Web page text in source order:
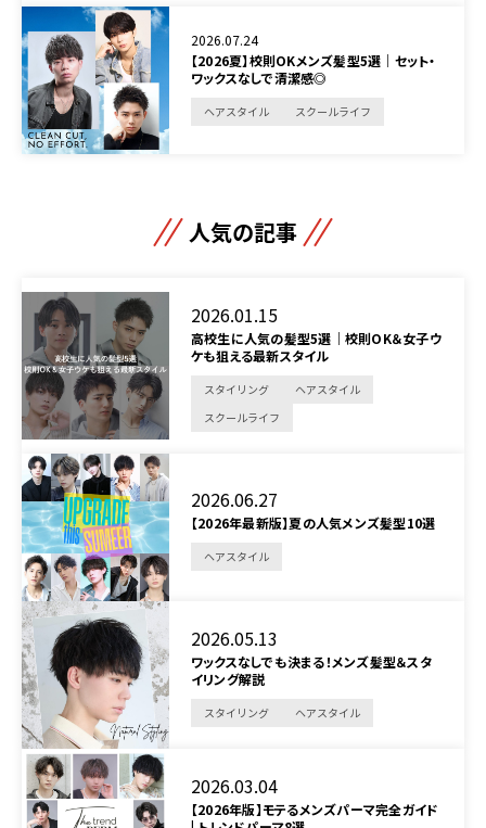
2026.07.24
【2026夏】校則OKメンズ髪型5選｜セット・
ワックスなしで清潔感◎
ヘアスタイル スクールライフ
人気の記事
2026.01.15
高校生に人気の髪型5選｜校則OK＆女子ウ
ケも狙える最新スタイル
スタイリング
ヘアスタイル
スクールライフ
2026.06.27
【2026年最新版】夏の人気メンズ髪型10選
ヘアスタイル
2026.05.13
ワックスなしでも決まる！メンズ髪型＆スタ
イリング解説
スタイリング ヘアスタイル
2026.03.04
【2026年版】モテるメンズパーマ完全ガイド